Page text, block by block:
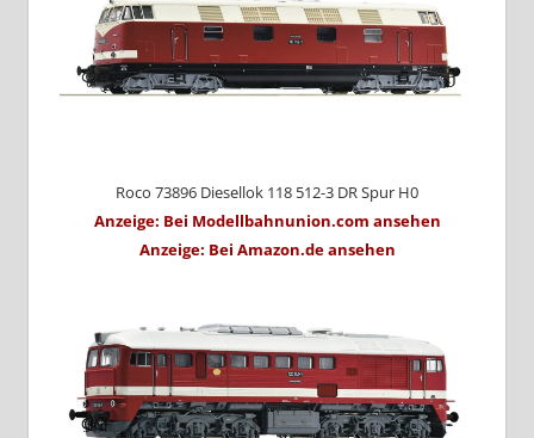
Roco 73896 Diesellok 118 512-3 DR Spur H0
Anzeige: Bei Modellbahnunion.com ansehen
Anzeige: Bei Amazon.de ansehen